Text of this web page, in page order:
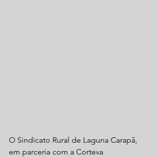
O Sindicato Rural de Laguna Carapã,
em parceria com a Corteva